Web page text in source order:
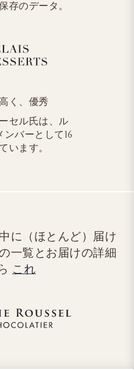
存のデータ。
く、優秀
セル氏は、ル
ンバーとして16
います。
に（ほとんど）届け
一覧とお届けの詳細
これ